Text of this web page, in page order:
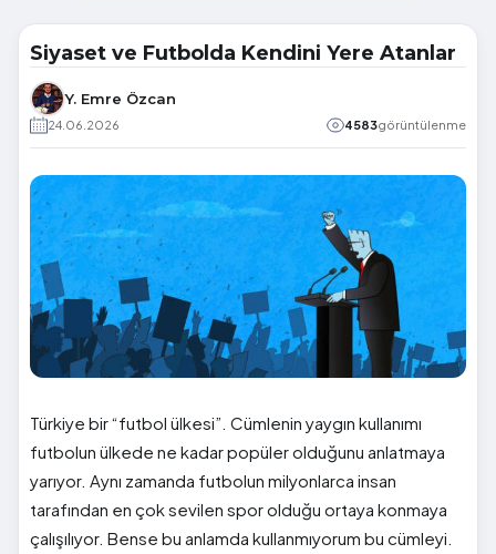
Siyaset ve Futbolda Kendini Yere Atanlar
Y. Emre Özcan
24.06.2026 4583görüntülenme
Türkiye bir “futbol ülkesi”. Cümlenin yaygın kullanımı
futbolun ülkede ne kadar popüler olduğunu anlatmaya
yarıyor. Aynı zamanda futbolun milyonlarca insan
tarafından en çok sevilen spor olduğu ortaya konmaya
çalışılıyor. Bense bu anlamda kullanmıyorum bu cümleyi.